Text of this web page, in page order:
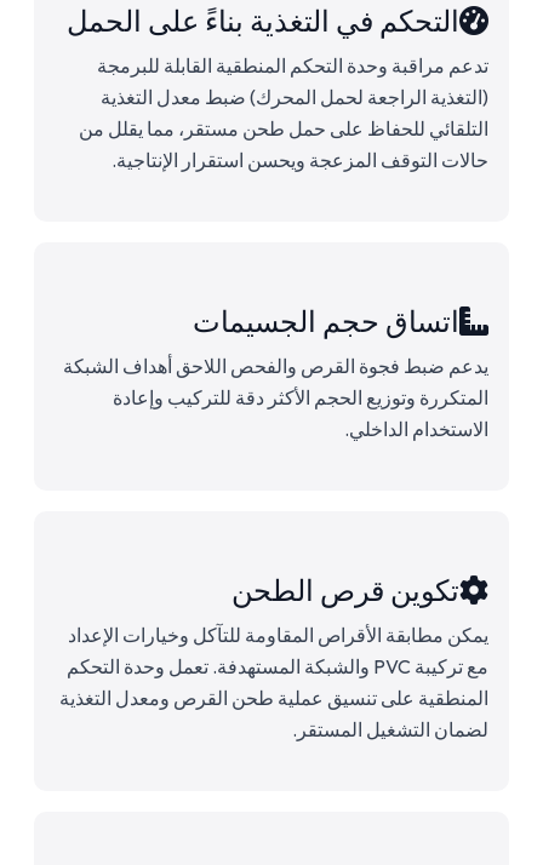
التحكم في التغذية بناءً على الحمل
تدعم مراقبة وحدة التحكم المنطقية القابلة للبرمجة
(التغذية الراجعة لحمل المحرك) ضبط معدل التغذية
التلقائي للحفاظ على حمل طحن مستقر، مما يقلل من
حالات التوقف المزعجة ويحسن استقرار الإنتاجية.
اتساق حجم الجسيمات
يدعم ضبط فجوة القرص والفحص اللاحق أهداف الشبكة
المتكررة وتوزيع الحجم الأكثر دقة للتركيب وإعادة
الاستخدام الداخلي.
تكوين قرص الطحن
يمكن مطابقة الأقراص المقاومة للتآكل وخيارات الإعداد
مع تركيبة PVC والشبكة المستهدفة. تعمل وحدة التحكم
المنطقية على تنسيق عملية طحن القرص ومعدل التغذية
لضمان التشغيل المستقر.